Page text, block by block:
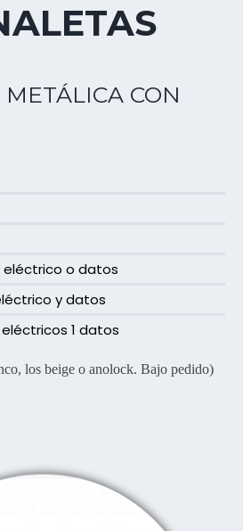
CON
eléctrico o datos
y datos
1 datos
los beige o anolock. Bajo pedido)